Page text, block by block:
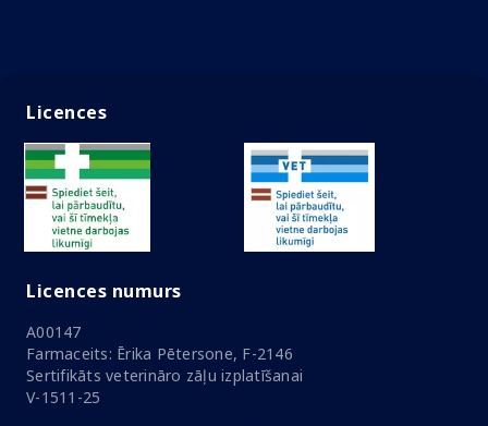
Licences
Licences numurs
A00147
Farmaceits: Ērika Pētersone, F-2146
Sertifikāts veterināro zāļu izplatīšanai
V-1511-25